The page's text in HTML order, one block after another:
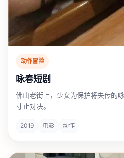
动作冒险
咏春短剧
佛山老街上，少女为保护将失传的
寸止对决。
2019 电影 动作